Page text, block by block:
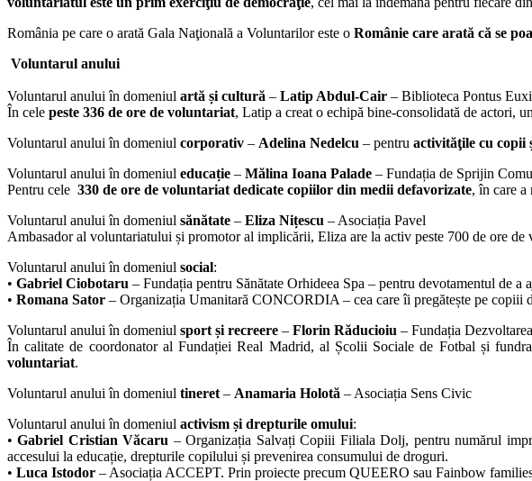
România pe care o arată Gala Naţională a Voluntarilor este o Românie care arată că se
Voluntarul anului
Voluntarul anului în domeniul artă și cultură – Latip Abdul-Cair – Biblioteca Pontus
În cele peste 336 de ore de voluntariat, Latip a creat o echipă bine-consolidată de actori,
Voluntarul anului în domeniul corporativ – Adelina Nedelcu – pentru activităţile cu copii
Voluntarul anului în domeniul educație – Mălina Ioana Palade – Fundația de Sprijin
Pentru cele 330 de ore de voluntariat dedicate copiilor din medii defavorizate, în care a
Voluntarul anului în domeniul sănătate – Eliza Nițescu – Asociația Pavel
Ambasador al voluntariatului și promotor al implicării, Eliza are la activ peste 700 de ore de
Voluntarul anului în domeniul social:
• Gabriel Ciobotaru – Fundația pentru Sănătate Orhideea Spa – pentru devotamentul de a
• Romana Sator – Organizația Umanitară CONCORDIA – cea care îi pregătește pe copiii
Voluntarul anului în domeniul sport și recreere – Florin Răducioiu – Fundația
În calitate de coordonator al Fundației Real Madrid, al Școlii Sociale de Fotbal și
voluntariat.
Voluntarul anului în domeniul tineret – Anamaria Holotă – Asociația Sens Civic
Voluntarul anului în domeniul activism și drepturile omului:
•Gabriel Cristian Văcaru – Organizația Salvați Copiii Filiala Dolj, pentru numărul
accesului la educație, drepturile copilului și prevenirea consumului de droguri.
• Luca Istodor – Asociația ACCEPT. Prin proiecte precum QUEERO sau Fainbow